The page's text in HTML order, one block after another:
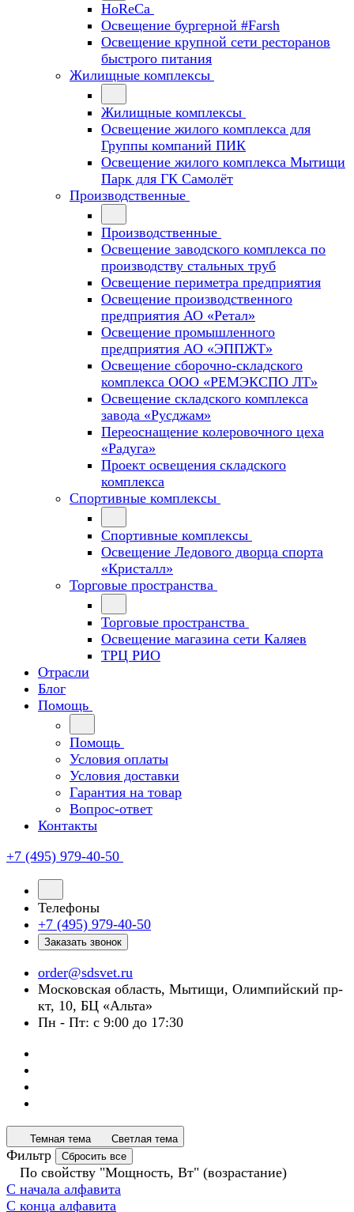
HoReCa
Освещение бургерной #Farsh
Освещение крупной сети ресторанов
быстрого питания
Жилищные комплексы
Жилищные комплексы
Освещение жилого комплекса для
Группы компаний ПИК
Освещение жилого комплекса Мытищи
Парк для ГК Самолёт
Производственные
Производственные
Освещение заводского комплекса по
производству стальных труб
Освещение периметра предприятия
Освещение производственного
предприятия АО «Ретал»
Освещение промышленного
предприятия АО «ЭППЖТ»
Освещение сборочно-складского
комплекса ООО «РЕМЭКСПО ЛТ»
Освещение складского комплекса
завода «Русджам»
Переоснащение колеровочного цеха
«Радуга»
Проект освещения складского
комплекса
Спортивные комплексы
Спортивные комплексы
Освещение Ледового дворца спорта
«Кристалл»
Торговые пространства
Торговые пространства
Освещение магазина сети Каляев
ТРЦ РИО
Отрасли
Блог
Помощь
Помощь
Условия оплаты
Условия доставки
Гарантия на товар
Вопрос-ответ
Контакты
+7 (495) 979-40-50
Телефоны
+7 (495) 979-40-50
Заказать звонок
order@sdsvet.ru
Московская область, Мытищи, Олимпийский пр-
кт, 10, БЦ «Альта»
Пн - Пт: с 9:00 до 17:30
Темная тема Светлая тема
Фильтр Сбросить все
По свойству "Мощность, Вт" (возрастание)
С начала алфавита
С конца алфавита